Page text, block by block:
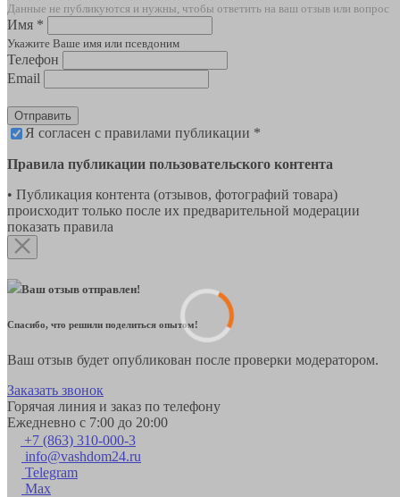
Данные не публикуются и нужны, чтобы ответить на ваш отзыв или вопрос
Имя *
Укажите Ваше имя или псевдоним
Телефон
Email
Отправить
Я согласен с правилами публикации *
Правила публикации пользовательского контента
• Публикация контента (отзывов, фотографий товара)
происходит только после их предварительной модерации
показать правила
Ваш отзыв отправлен!
Спасибо, что решили поделиться опытом!
Ваш отзыв будет опубликован после проверки модератором.
Заказать звонок
Горячая линия и заказ по телефону
Ежедневно с 7:00 до 20:00
+7 (863) 310-000-3
info@vashdom24.ru
Telegram
Max